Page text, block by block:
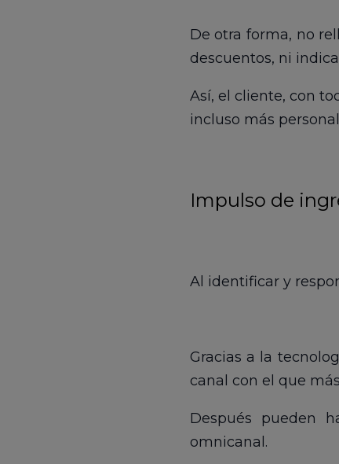
De otra forma, no
descuentos, ni
Así, el cliente, con
incluso más
Impulso de
Al identificar y
Gracias a la
canal con el que
Después pueden
omnicanal.